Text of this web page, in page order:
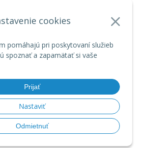
cookies
pomáhajú pri poskytovaní služieb
spoznať a zapamätať si vaše
Prijať
Nastaviť
Odmietnuť
tvorba eshopu cez UNIobchod
webhosting